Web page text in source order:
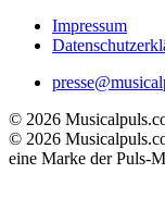
Impressum
© 2026
© 2026
eine Marke der Puls-